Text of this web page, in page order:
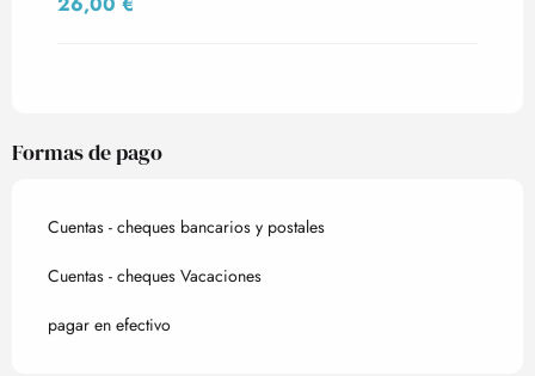
Formas de pago
Cuentas - cheques bancarios y postales
Cuentas - cheques Vacaciones
pagar en efectivo